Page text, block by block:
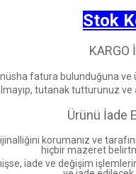
Stok
KARGO
fatura bulunduğuna
tutanak tutturunuz ve
Ürünü İade
korumanız ve
hiçbir mazeret
iade ve değişim